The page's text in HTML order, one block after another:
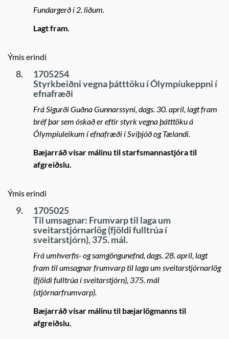
Fundargerð í 2. liðum.
Lagt fram.
Ýmis erindi
8.
1705254
Styrkbeiðni vegna þátttöku í Ólympíukeppni í
efnafræði
Frá Sigurði Guðna Gunnarssyni, dags. 30. apríl, lagt fram
bréf þar sem óskað er eftir styrk vegna þátttöku á
Ólympíuleikum í efnafræði í Svíþjóð og Tælandi.
Bæjarráð vísar málinu til starfsmannastjóra til
afgreiðslu.
Ýmis erindi
9.
1705025
Til umsagnar: Frumvarp til laga um
sveitarstjórnarlög (fjöldi fulltrúa í
sveitarstjórn), 375. mál.
Frá umhverfis- og samgöngunefnd, dags. 28. apríl, lagt
fram til umsagnar frumvarp til laga um sveitarstjórnarlög
(fjöldi fulltrúa í sveitarstjórn), 375. mál
(stjórnarfrumvarp).
Bæjarráð vísar málinu til bæjarlögmanns til
afgreiðslu.